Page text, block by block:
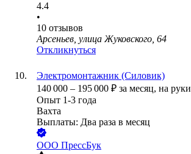
4.4
•
10 отзывов
Арсеньев, улица Жуковского, 64
Откликнуться
Электромонтажник (Силовик)
140 000 – 195 000 ₽ за месяц, на руки
Опыт 1-3 года
Вахта
Выплаты: Два раза в месяц
ООО ПрессБук